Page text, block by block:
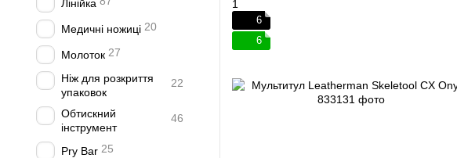
6
6
Лінійка
Медичні ножиці 20
Молоток 27
Ніж для розкриття
упаковок
22
Обтискний
інструмент
46
Pry Bar 25